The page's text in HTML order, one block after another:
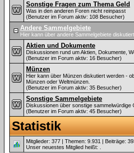
Sonstige Fragen zum Thema Geld
Was in den anderen Foren nicht reinpasst
(Benutzer im Forum aktiv: 108 Besucher)
Andere Sammelgebiete
Hier kann über andere Sammelgebiete
Aktien und Dokumente
Diskussionen rund um Aktien, Dokumente,
(Benutzer im Forum aktiv: 16 Besucher)
Münzen
Hier kann über Münzen diskutiert werden -
Münzen oder Weltmünzen.
(Benutzer im Forum aktiv: 35 Besucher)
Sonstige Sammelgebiete
Diskussionen über sonstige sammelwürdige
(Benutzer im Forum aktiv: 45 Besucher)
Statistik
Mitglieder: 377 | Themen: 9.931 | Beiträge:
Unser neuestes Mitglied heißt: